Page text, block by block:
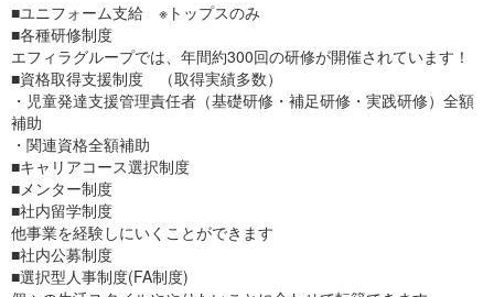
■ユニフォーム支給 ※トップスのみ
■各種研修制度
エフィラグループでは、年間約300回の研修が開催されています！
■資格取得支援制度 （取得実績多数）
・児童発達支援管理責任者（基礎研修・補足研修・実践研修）全額
補助
・関連資格全額補助
■キャリアコース選択制度
■メンター制度
■社内留学制度
他事業を経験しにいくことができます
■社内公募制度
■選択型人事制度(FA制度)